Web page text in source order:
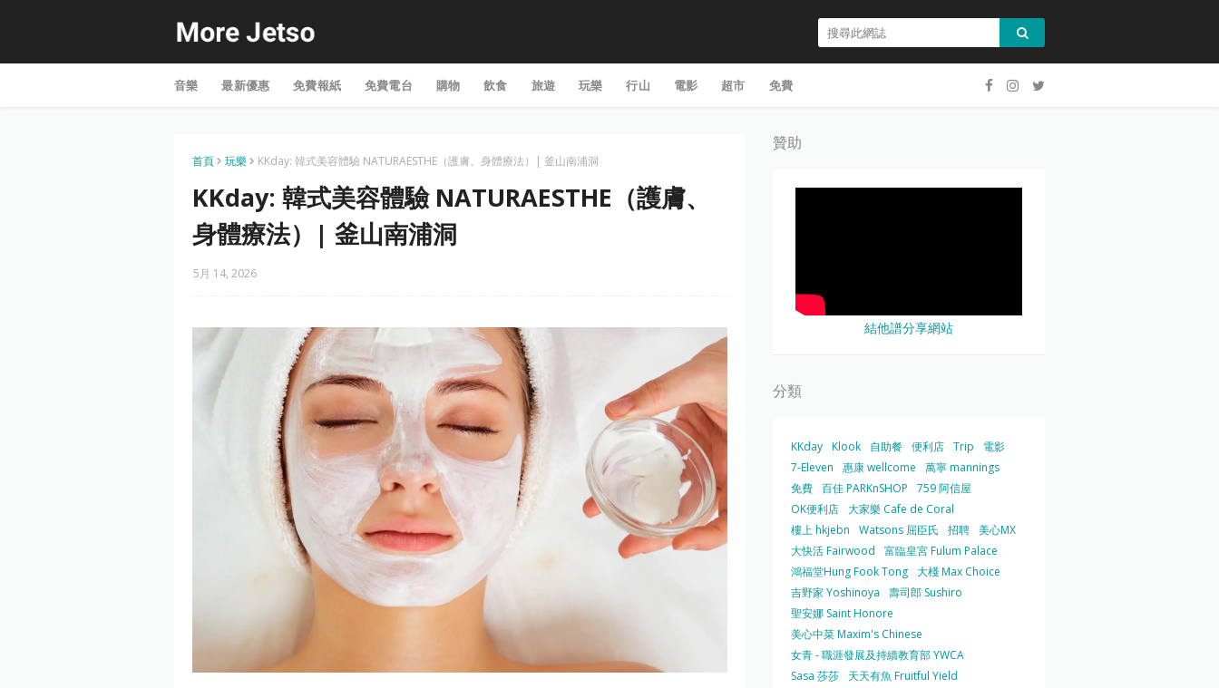
音樂 最新優惠 免費報紙 免費電台 購物 飲食 旅遊 玩樂 行山 電影 超市 免費
首頁 玩樂 KKday: 韓式美容體驗 NATURAESTHE（護膚、身體療法）| 釜山南浦洞
KKday: 韓式美容體驗 NATURAESTHE（護膚、
身體療法）| 釜山南浦洞
5月 14, 2026
贊助
結他譜分享網站
分類
KKday Klook 自助餐 便利店 Trip
電影
7-Eleven
惠康 wellcome
萬寧 mannings
免費 百佳 PARKnSHOP
759 阿信屋
OK便利店 大家樂 Cafe de Coral
樓上 hkjebn
Watsons 屈臣氏 招聘 美心MX
大快活 Fairwood
富臨皇宮 Fulum Palace
鴻福堂Hung Fook Tong 大棧 Max Choice
吉野家 Yoshinoya
壽司郎 Sushiro
聖安娜 Saint Honore
美心中菜 Maxim's Chinese
女青 - 職涯發展及持續教育部 YWCA
Sasa 莎莎
天天有魚 Fruitful Yield